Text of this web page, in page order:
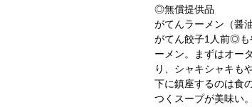
◎無償提供品
がてんラーメン（醤
がてん餃子1人前◎も
ーメン。まずはオー
り、シャキシャキも
下に鎮座するのは食
つくスープが美味い